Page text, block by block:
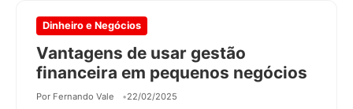
Dinheiro e Negócios
Vantagens de usar gestão
financeira em pequenos negócios
Por Fernando Vale 22/02/2025